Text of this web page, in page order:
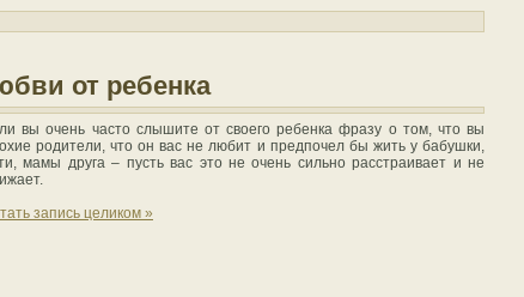
от ребенка
вы очень часто слышите от своего ребенка фразу о том, что вы
родители, что он вас не любит и предпочел бы жить у бабушки,
мамы друга – пусть вас это не очень сильно расстраивает и не
запись целиком »